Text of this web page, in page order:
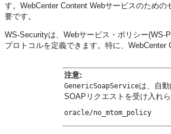
す。WebCenter Content Webサービスのため
要です。
WS-Securityは、Webサービス・ポリシー
プロトコルを定義できます。特に、
注意:
GenericSoapServiceは、自動
SOAPリクエストを受け入れら
oracle/no_mtom_policy